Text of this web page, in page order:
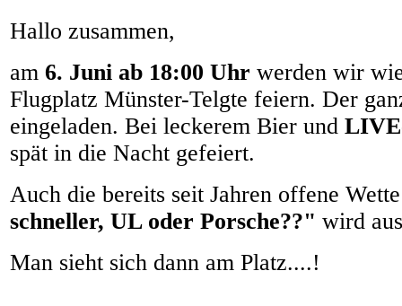
Hallo zusammen,
am 6. Juni ab 18:00 Uhr werden wir
Flugplatz Münster-Telgte feiern. Der
eingeladen. Bei leckerem Bier und
spät in die Nacht gefeiert.
Auch die bereits seit Jahren offene
schneller, UL oder Porsche??" wird
Man sieht sich dann am Platz....!